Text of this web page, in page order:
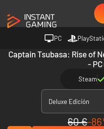
PC
Captain Tsubasa: Rise of
-
Steam
Deluxe Edición
60 €-